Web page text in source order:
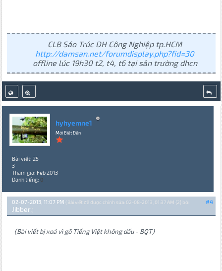
CLB Sáo Trúc DH Công Nghiệp tp.HCM
http://damsan.net/forumdisplay.php?fid=30
offline lúc 19h30 t2, t4, t6 tại sân trường dhcn
hyhyemne1
Mới Biết Đến
Bài viết: 25
3
Tham gia: Feb 2013
Danh tiếng: 0
#4
02-07-2013, 11:07 PM (Bài viết đã được chỉnh sửa: 02-08-2013, 01:37 AM {2} bởi
Jibber .)
(Bài viết bị xoá vì gõ Tiếng Việt không dấu - BQT)